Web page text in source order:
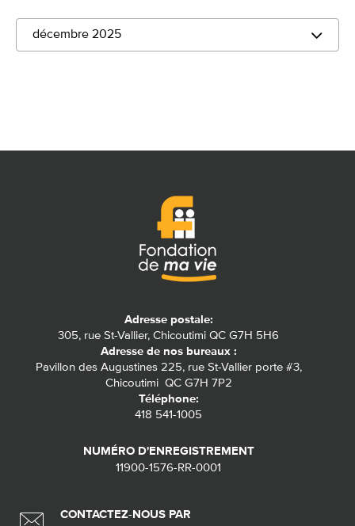
décembre 2025
Adresse postale:
305, rue St-Vallier, Chicoutimi QC G7H 5H6
Adresse de nos bureaux :
Pavillon des Augustines 225, rue St-Vallier porte #3,
Chicoutimi QC G7H 7P2
Téléphone:
418 541-1005
NUMÉRO D'ENREGISTREMENT
11900-1576-RR-0001
CONTACTEZ-NOUS PAR